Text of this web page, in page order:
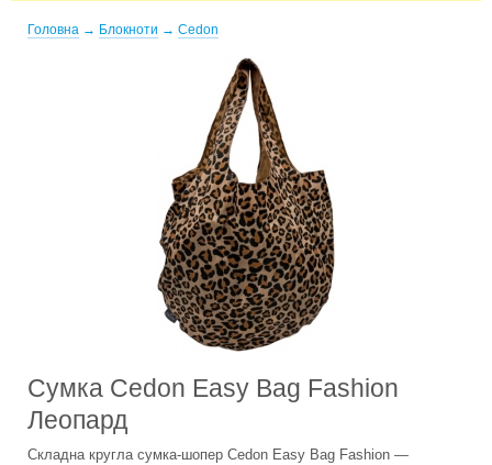
Головна → Блокноти → Cedon
Сумка Cedon Easy Bag Fashion
Леопард
Складна кругла сумка-шопер Cedon Easy Bag Fashion —